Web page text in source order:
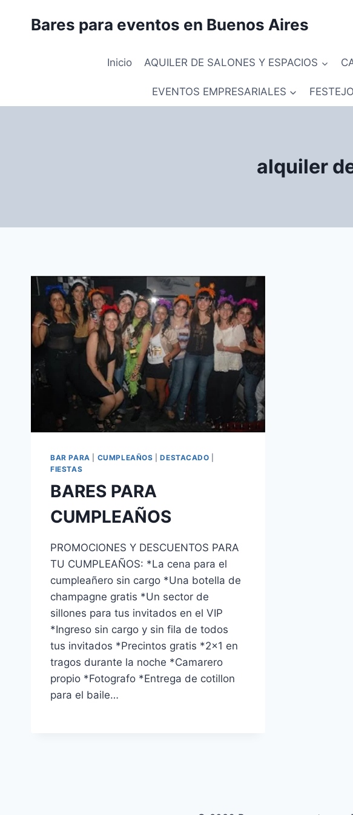
Bares para eventos en Buenos Aires
Inicio AQUILER DE SALONES Y ESPACIOS
EVENTOS EMPRESARIALES
alquiler
BAR PARA CUMPLEAÑOS |DESTACADO
FIESTAS
BARES PARA
CUMPLEAÑOS
PROMOCIONES Y DESCUENTOS PARA
TU CUMPLEAÑOS: *La cena para el
cumpleañero sin cargo *Una botella de
champagne gratis *Un sector de
sillones para tus invitados en el VIP
*Ingreso sin cargo y sin fila de todos
tus invitados *Precintos gratis *2×1 en
tragos durante la noche *Camarero
propio *Fotografo *Entrega de cotillon
para el baile…